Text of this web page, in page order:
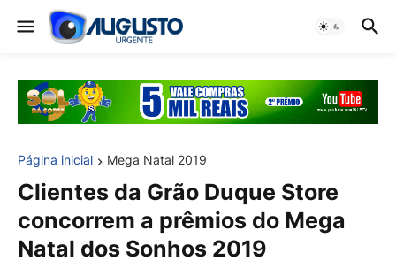
Página inicial Mega Natal 2019
Clientes da Grão Duque Store
concorrem a prêmios do Mega
Natal dos Sonhos 2019